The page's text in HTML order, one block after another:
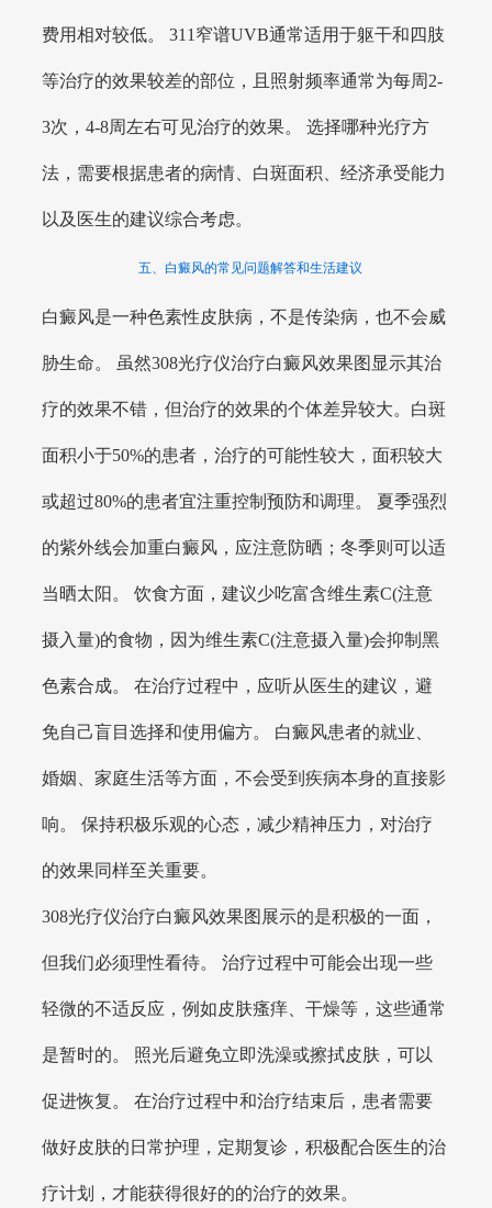
费用相对较低。 311窄谱UVB通常适用于躯干和四肢
等治疗的效果较差的部位，且照射频率通常为每周2-
3次，4-8周左右可见治疗的效果。 选择哪种光疗方
法，需要根据患者的病情、白斑面积、经济承受能力
以及医生的建议综合考虑。
五、白癜风的常见问题解答和生活建议
白癜风是一种色素性皮肤病，不是传染病，也不会威
胁生命。 虽然308光疗仪治疗白癜风效果图显示其治
疗的效果不错，但治疗的效果的个体差异较大。白斑
面积小于50%的患者，治疗的可能性较大，面积较大
或超过80%的患者宜注重控制预防和调理。 夏季强烈
的紫外线会加重白癜风，应注意防晒；冬季则可以适
当晒太阳。 饮食方面，建议少吃富含维生素C(注意
摄入量)的食物，因为维生素C(注意摄入量)会抑制黑
色素合成。 在治疗过程中，应听从医生的建议，避
免自己盲目选择和使用偏方。 白癜风患者的就业、
婚姻、家庭生活等方面，不会受到疾病本身的直接影
响。 保持积极乐观的心态，减少精神压力，对治疗
的效果同样至关重要。
308光疗仪治疗白癜风效果图展示的是积极的一面，
但我们必须理性看待。 治疗过程中可能会出现一些
轻微的不适反应，例如皮肤瘙痒、干燥等，这些通常
是暂时的。 照光后避免立即洗澡或擦拭皮肤，可以
促进恢复。 在治疗过程中和治疗结束后，患者需要
做好皮肤的日常护理，定期复诊，积极配合医生的治
疗计划，才能获得很好的的治疗的效果。